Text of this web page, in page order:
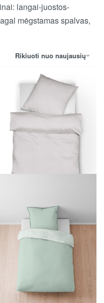
langai-juostos-
mėgstamasspalvas,
Rikiuoti nuo naujausių
patalynės komplektas